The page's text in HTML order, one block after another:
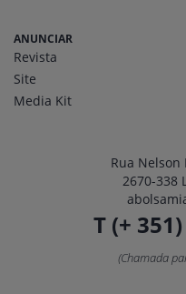
ANUNCIAR
Revista
Site
Media Kit
Rua Nelson
2670-338
T (+
(Chamada